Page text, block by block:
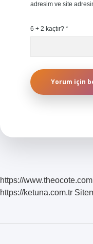
adresim ve site
6 + 2 kaçtır? *
https://www.theocote.com
https://ketuna.com.tr